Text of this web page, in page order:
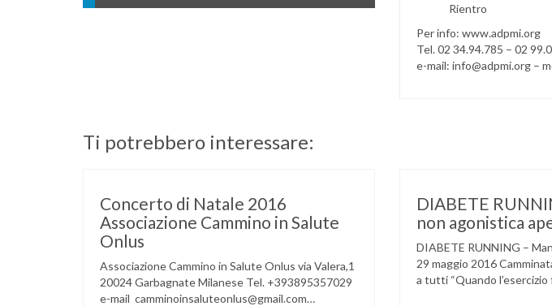
Rientro
Per info: www.adpmi.org
Tel. 02 34.94.785 – 02
e-mail: info@adpmi.org –
Ti potrebbero interessare:
Concerto di Natale 2016
Associazione Cammino in Salute
Onlus
Associazione Cammino in Salute Onlus via Valera,1
20024 Garbagnate Milanese Tel. +393895357029
e-mail camminoinsaluteonlus@gmail.com
DIABETE
non agonistica
DIABETE RUNNING –
29 maggio 2016
a tutti “Quando